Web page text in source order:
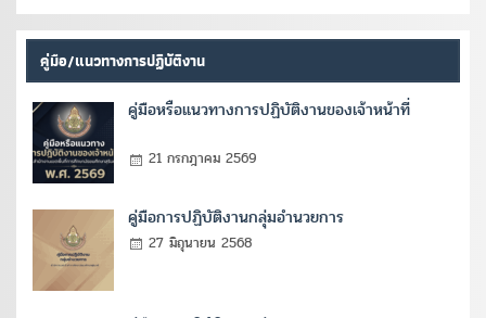
คู่มือ/แนวทางการปฏิบัติงาน
คู่มือหรือแนวทางการปฏิบัติงานของเจ้าหน้าที่
21 กรกฎาคม 2569
คู่มือการปฏิบัติงานกลุ่มอำนวยการ
27 มิถุนายน 2568